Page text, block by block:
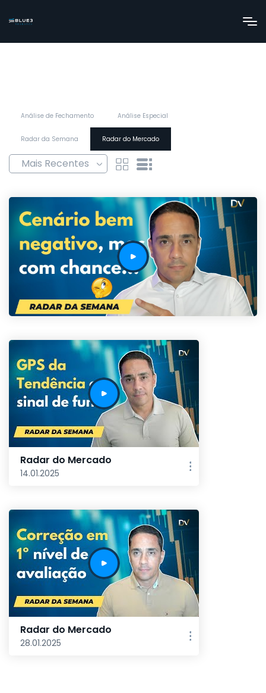
Análise de Fechamento Análise Especial
Radar da Semana Radar do Mercado
Radar do Mercado
14.01.2025
Radar do Mercado
28.01.2025